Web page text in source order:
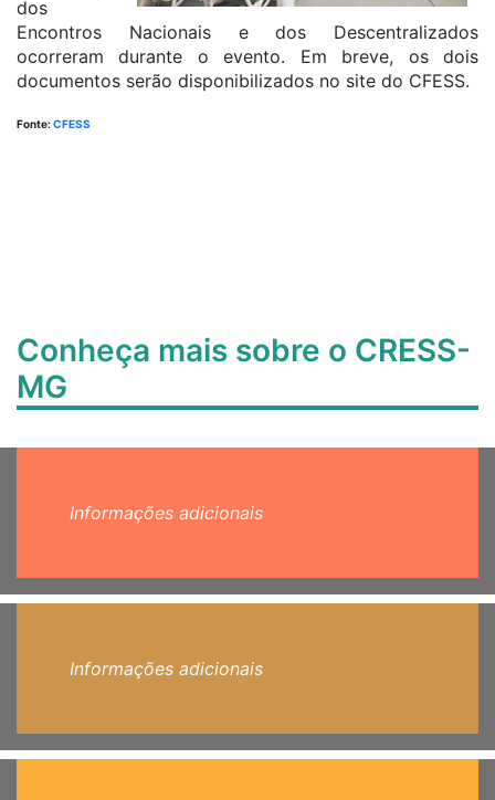
dos
Encontros Nacionais e dos Descentralizados
ocorreram durante o evento. Em breve, os dois
documentos serão disponibilizados no site do CFESS.
Fonte:CFESS
Conheça mais sobre o CRESS-
MG
Informações adicionais
Informações adicionais